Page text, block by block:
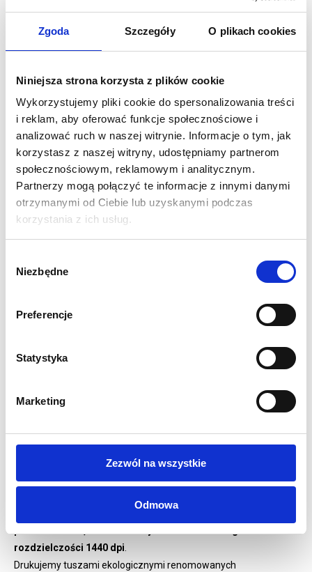
Zgoda Szczegóły O plikach cookies
Niniejsza strona korzysta z plików cookie
Wykorzystujemy pliki cookie do spersonalizowania treści
i reklam, aby oferować funkcje społecznościowe i
analizować ruch w naszej witrynie. Informacje o tym, jak
korzystasz z naszej witryny, udostępniamy partnerom
społecznościowym, reklamowym i analitycznym.
Partnerzy mogą połączyć te informacje z innymi danymi
otrzymanymi od Ciebie lub uzyskanymi podczas
korzystania z ich usług.
zgody
Niezbędne
Preferencje
Statystyka
Marketing
Zezwól na wszystkie
Odmowa
konstrukcję, a dzięki odpowiedniej szerokości kasety
pozbawiony jest nożek podpierających. Rollup ten posiada
kilku tych systemów obok siebie może stworzyć samodzielne
stoisko targowe lub ściankę reklamową. Doskonała stabilność,
wygoda użytkowania oraz wygląd konstrukcji to cechy dzięki
którym nie można przejść obok tego systemu obojętnie.
SPECYFIKACJA:
Wymiar rozłożonego systemu w mm: 2050 (wys.) x 1220
(szer.) x 205 (gł.)
Wymiar grafiki w mm: 2000 (wys.) x 1200 (szer.)
Waga systemu wraz z grafiką: 6 kg
Chromowane plastikowe wykończenie kasety
1 rok gwarancji
Baner powlekany 510g/m2 druk UV -
standardowy
widoczną fakturą
roll-upów o gładkiej matowej powierzchni z przekładką
blokującą światło, grafika nie zawija się na bokach
rozdzielczości 1440 dpi.
Drukujemy tuszami ekologicznymi renomowanych